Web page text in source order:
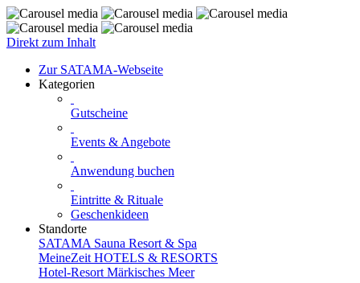
Direkt zum Inhalt
Zur SATAMA-Webseite
Kategorien
Gutscheine
Events & Angebote
Anwendung buchen
Eintritte & Rituale
Geschenkideen
Standorte
SATAMA Sauna Resort & Spa
MeineZeit HOTELS & RESORTS
Hotel-Resort Märkisches Meer